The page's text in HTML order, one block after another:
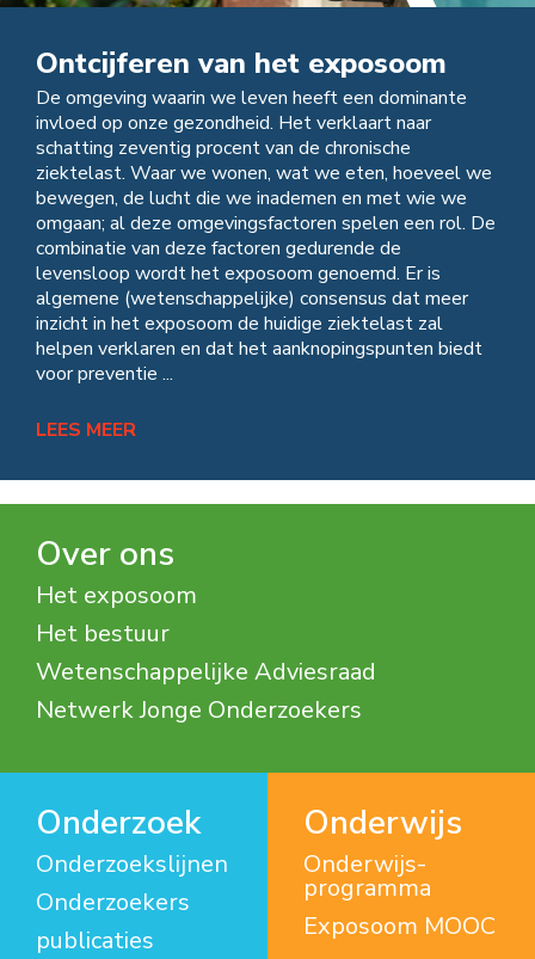
Ontcijferen van het exposoom
De omgeving waarin we leven heeft een dominante
invloed op onze gezondheid. Het verklaart naar
schatting zeventig procent van de chronische
ziektelast. Waar we wonen, wat we eten, hoeveel we
bewegen, de lucht die we inademen en met wie we
omgaan; al deze omgevingsfactoren spelen een rol. De
combinatie van deze factoren gedurende de
levensloop wordt het exposoom genoemd. Er is
algemene (wetenschappelijke) consensus dat meer
inzicht in het exposoom de huidige ziektelast zal
helpen verklaren en dat het aanknopingspunten biedt
voor preventie ...
LEES MEER
Over ons
Het exposoom
Het bestuur
Wetenschappelijke Adviesraad
Netwerk Jonge Onderzoekers
Onderzoek
Onderzoekslijnen
Onderzoekers
publicaties
Onderwijs
Onderwijs­
programma
Exposoom MOOC